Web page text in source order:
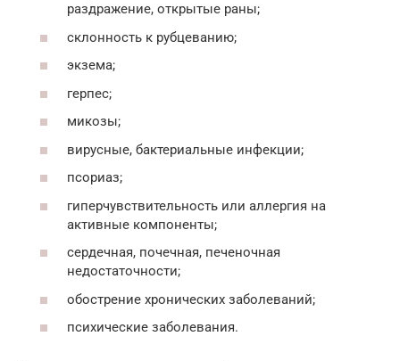
раздражение, открытые раны;
склонность к рубцеванию;
экзема;
герпес;
микозы;
вирусные, бактериальные инфекции;
псориаз;
гиперчувствительность или аллергия на
активные компоненты;
сердечная, почечная, печеночная
недостаточности;
обострение хронических заболеваний;
психические заболевания.